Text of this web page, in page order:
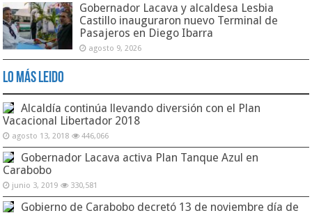
Gobernador Lacava y alcaldesa Lesbia
Castillo inauguraron nuevo Terminal de
Pasajeros en Diego Ibarra
agosto 9, 2026
Lo Más Leido
Alcaldía continúa llevando diversión con el Plan
Vacacional Libertador 2018
agosto 13, 2018 446,066
Gobernador Lacava activa Plan Tanque Azul en
Carabobo
junio 3, 2019 330,581
Gobierno de Carabobo decretó 13 de noviembre día de